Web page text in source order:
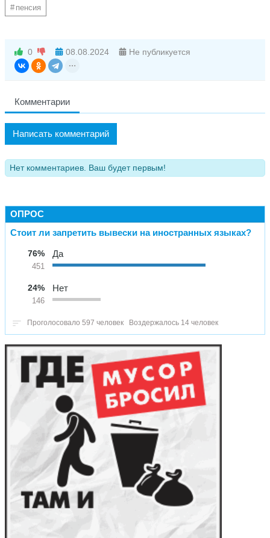
пенсия
0 08.08.2024 Не публикуется
Комментарии
Написать комментарий
Нет комментариев. Ваш будет первым!
ОПРОС
Стоит ли запретить вывески на иностранных языках?
76%
451
Да
24%
146
Нет
Проголосовало 597 человек Воздержалось 14 человек